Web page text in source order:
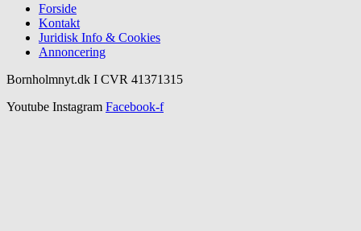
Forside
Kontakt
Juridisk Info & Cookies​
Annoncering
Bornholmnyt.dk I CVR 41371315
Youtube Instagram Facebook-f